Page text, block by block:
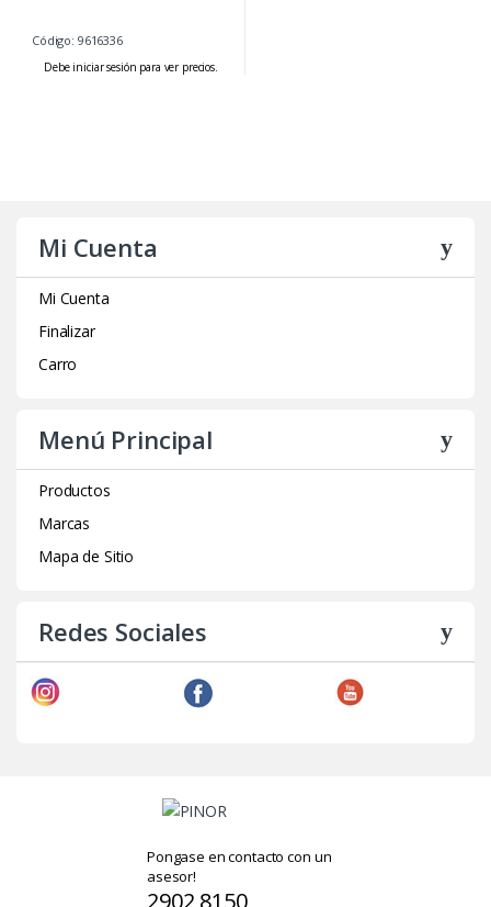
Código: 9616336
Debe iniciar sesión para ver precios.
Mi Cuenta
Mi Cuenta
Finalizar
Carro
Menú Principal
Productos
Marcas
Mapa de Sitio
Redes Sociales
Pongase en contacto con un
asesor!